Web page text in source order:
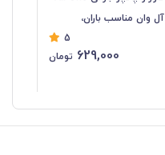
آل وان مناسب باران،
کمپینگ و طبیعت گردی
داخل نقره ای NBK-011
5
629,000 تومان